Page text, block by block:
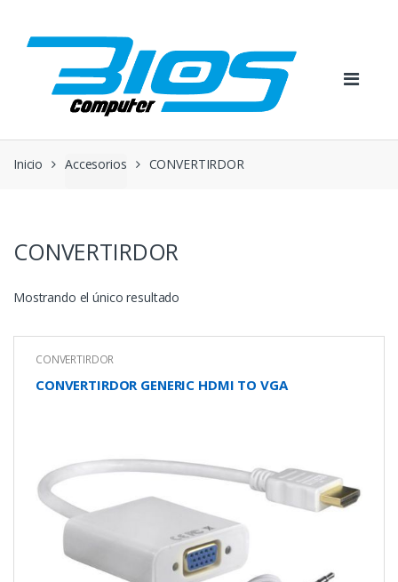
navigation
content
Inicio Accesorios CONVERTIRDOR
CONVERTIRDOR
Mostrando el único resultado
CONVERTIRDOR
CONVERTIRDOR GENERIC HDMI TO VGA